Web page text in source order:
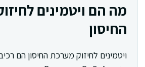
מה הם ויטמינים
החיסון
ויטמינים לחיזוק מערכת החיסון הם